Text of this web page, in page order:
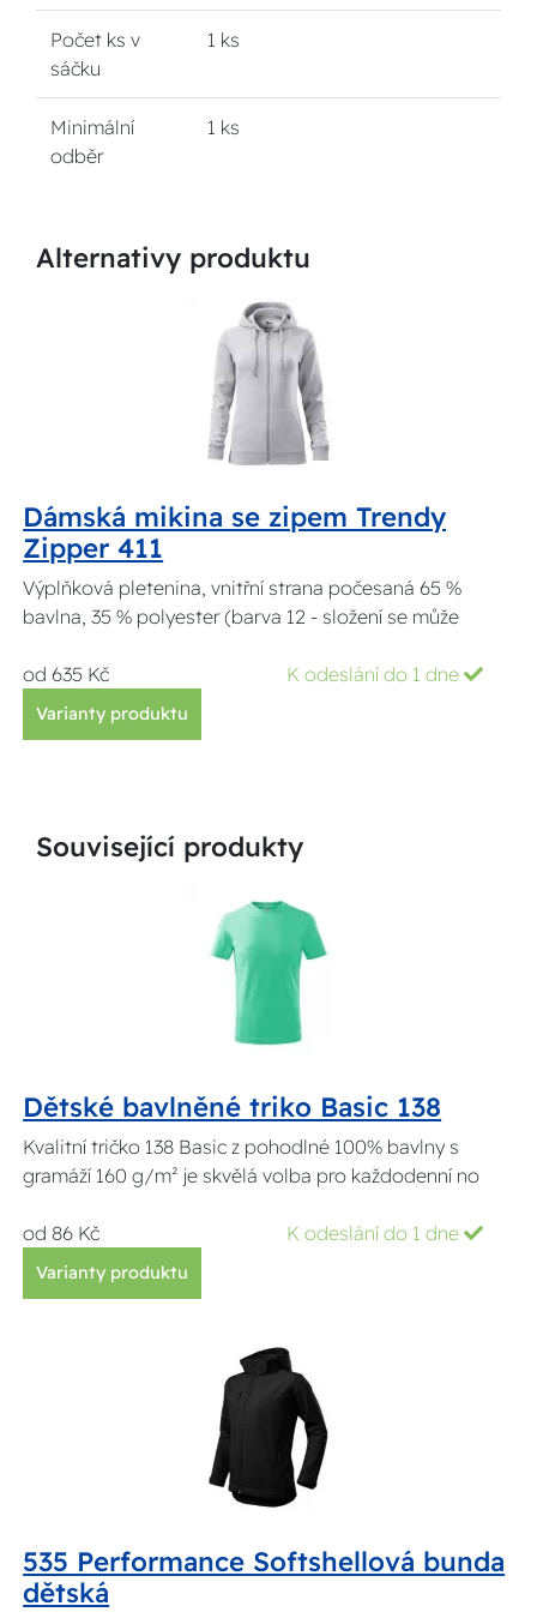
Počet ks v
sáčku
1 ks
Minimální
odběr
1 ks
Alternativy produktu
Dámská mikina se zipem Trendy
Zipper 411
Výplňková pletenina, vnitřní strana počesaná 65 %
bavlna, 35 % polyester (barva 12 - složení se může
od 635 Kč K odeslání do 1 dne
Varianty produktu
Související produkty
Dětské bavlněné triko Basic 138
Kvalitní tričko 138 Basic z pohodlné 100% bavlny s
gramáží 160 g/m² je skvělá volba pro každodenní no
od 86 Kč K odeslání do 1 dne
Varianty produktu
535 Performance Softshellová bunda
dětská